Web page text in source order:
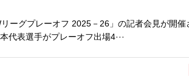
ーグプレーオフ 2025－26」の記者会見が開催
代表選手がプレーオフ出場4···